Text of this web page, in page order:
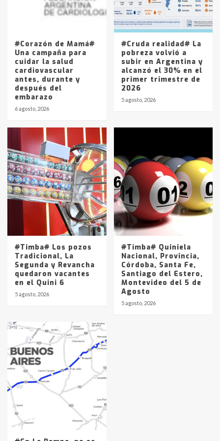
Los precios de los combustibles en
La Pampa, desde YPF hasta Axion
entre 857 a 1338 pesos
#Corazón de Mamá#
Una campaña para
cuidar la salud
cardiovascular
antes, durante y
después del
embarazo
6 agosto, 2026
#Cruda realidad# La
pobreza volvió a
subir en Argentina y
alcanzó el 30% en el
primer trimestre de
2026
5 agosto, 2026
#Timba# Los pozos
Tradicional, La
Segunda y Revancha
quedaron vacantes
en el Quini 6
5 agosto, 2026
#Timba# Quiniela
Nacional, Provincia,
Córdoba, Santa Fe,
Santiago del Estero,
Montevideo del 5 de
Agosto
5 agosto, 2026